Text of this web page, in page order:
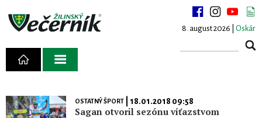
8. august 2026 | Oskár
OSTATNÝ ŠPORT| 18.01.2018 09:58
Sagan otvoril sezónu víťazstvom